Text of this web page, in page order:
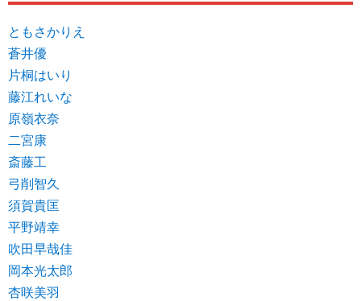
ともさかりえ
蒼井優
片桐はいり
藤江れいな
原嶺衣奈
二宮康
斎藤工
弓削智久
須賀貴匡
平野靖幸
吹田早哉佳
岡本光太郎
杏咲美羽